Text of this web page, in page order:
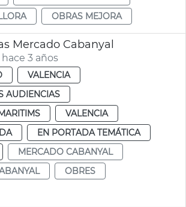
OBRAS MEJORA
Mercado Cabanyal
3 años
VALENCIA
AUDIENCIAS
VALENCIA
EN PORTADA TEMÁTICA
MERCADO CABANYAL
OBRES